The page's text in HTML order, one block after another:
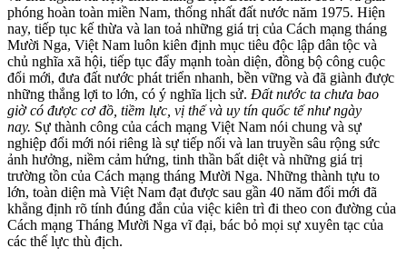
phóng hoàn toàn miền Nam, thống nhất đất nước năm 1975. Hiện
nay, tiếp tục kế thừa và lan toả những giá trị của Cách mạng tháng
Mười Nga, Việt Nam luôn kiên định mục tiêu độc lập dân tộc và
chủ nghĩa xã hội, tiếp tục đẩy mạnh toàn diện, đồng bộ công cuộc
đổi mới, đưa đất nước phát triển nhanh, bền vững và đã giành được
những thắng lợi to lớn, có ý nghĩa lịch sử. Đất nước ta chưa bao
giờ có được cơ đồ, tiềm lực, vị thế và uy tín quốc tế như ngày
nay. Sự thành công của cách mạng Việt Nam nói chung và sự
nghiệp đổi mới nói riêng là sự tiếp nối và lan truyền sâu rộng sức
ảnh hưởng, niềm cảm hứng, tinh thần bất diệt và những giá trị
trường tồn của Cách mạng tháng Mười Nga. Những thành tựu to
lớn, toàn diện mà Việt Nam đạt được sau gần 40 năm đổi mới đã
khẳng định rõ tính đúng đắn của việc kiên trì đi theo con đường của
Cách mạng Tháng Mười Nga vĩ đại, bác bỏ mọi sự xuyên tạc của
các thế lực thù địch.